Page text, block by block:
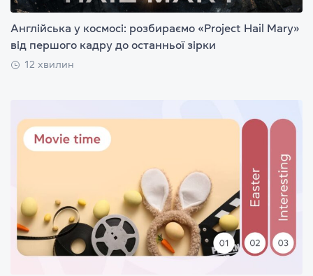
Англійська у космосі: розбираємо «Project Hail Mary»
від першого кадру до останньої зірки
12 хвилин